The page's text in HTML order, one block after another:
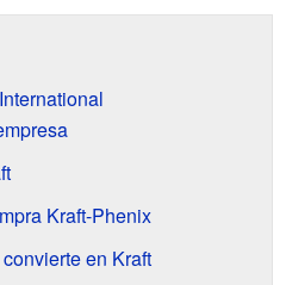
Kraft-Phenix
en Kraft